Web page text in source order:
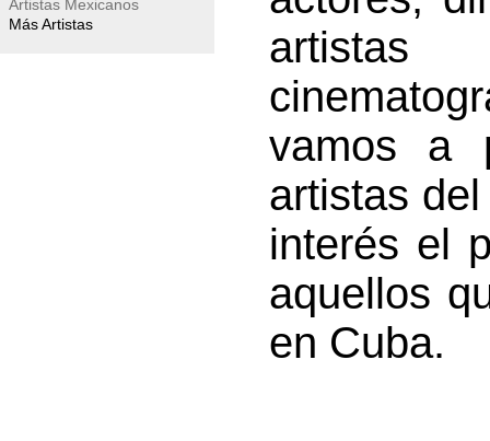
Artistas Mexicanos
Más Artistas
artistas
vamos a
artistas
interés el
aquellos
en Cuba.